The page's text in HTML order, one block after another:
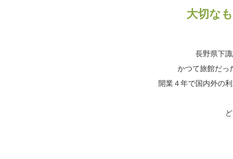
大切な
長野県下
かつて旅館だっ
開業４年で国内外の